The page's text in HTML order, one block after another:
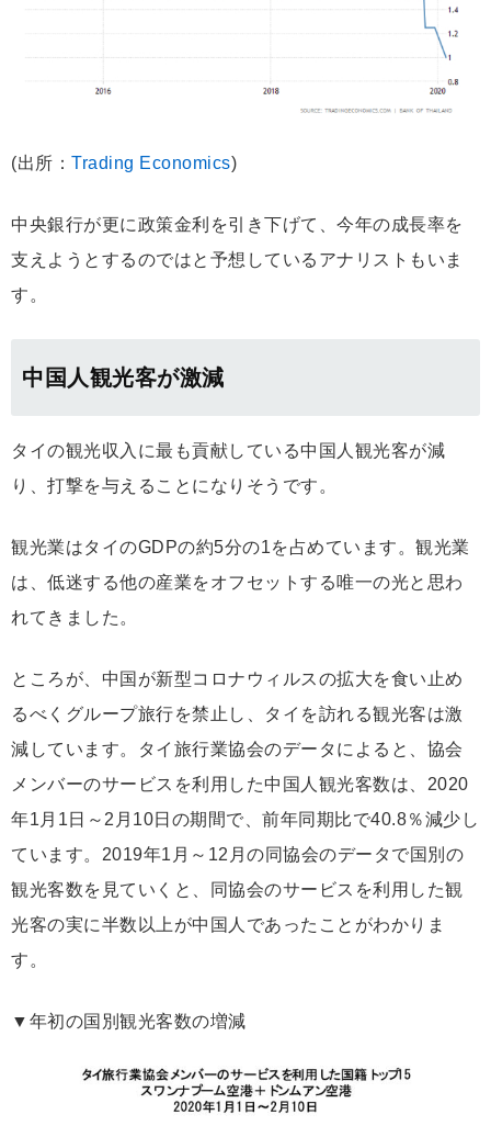
(出所： Trading Economics)
中央銀行が更に政策金利を引き下げて、今年の成長率を
支えようとするのではと予想しているアナリストもいま
す。
中国人観光客が激減
タイの観光収入に最も貢献している中国人観光客が減
り、打撃を与えることになりそうです。
観光業はタイのGDPの約5分の1を占めています。観光業
は、低迷する他の産業をオフセットする唯一の光と思わ
れてきました。
ところが、中国が新型コロナウィルスの拡大を食い止め
るべくグループ旅行を禁止し、タイを訪れる観光客は激
減しています。タイ旅行業協会のデータによると、協会
メンバーのサービスを利用した中国人観光客数は、2020
年1月1日～2月10日の期間で、前年同期比で40.8％減少し
ています。2019年1月～12月の同協会のデータで国別の
観光客数を見ていくと、同協会のサービスを利用した観
光客の実に半数以上が中国人であったことがわかりま
す。
▼年初の国別観光客数の増減